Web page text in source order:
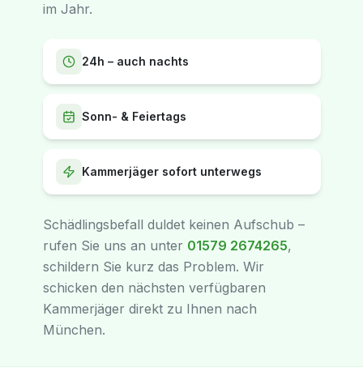
im Jahr.
24h – auch nachts
Sonn- & Feiertags
Kammerjäger sofort unterwegs
Schädlingsbefall duldet keinen Aufschub –
rufen Sie uns an unter 01579 2674265,
schildern Sie kurz das Problem. Wir
schicken den nächsten verfügbaren
Kammerjäger direkt zu Ihnen nach
München.